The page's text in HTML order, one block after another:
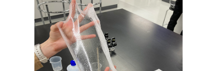
1. Action！x 工学院大学